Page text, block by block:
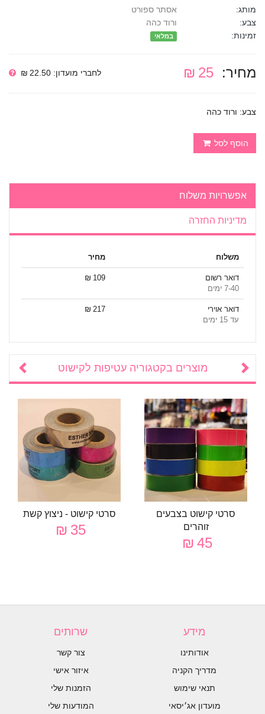
מותג:
אסתר ספורט
צבע:
ורוד כהה
זמינות:
במלאי
מחיר: 25 ₪ לחברי מועדון: 22.50 ₪
צבע: ורוד כהה
הוסף לסל
אפשרויות משלוח
מדיניות החזרה
משלוח מחיר
דואר רשום
7-40 ימים
109 ₪
דואר אוירי
עד 15 ימים
217 ₪
מוצרים בקטגוריהעטיפות לקישוט
סרטי קישוט בצבעים
זוהרים
45 ₪
סרטי קישוט - ניצוץ קשת
35 ₪
מידע
אודותינו
מדריך הקניה
תנאי שימוש
מועדון אג׳יסאי
שרותים
צור קשר
איזור אישי
הזמנות שלי
המודעות שלי